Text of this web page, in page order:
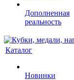
Дополненная
реальность
Каталог
Новинки